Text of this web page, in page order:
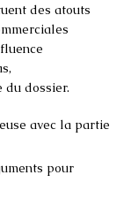
des atouts
du dossier.
avec la partie
pour